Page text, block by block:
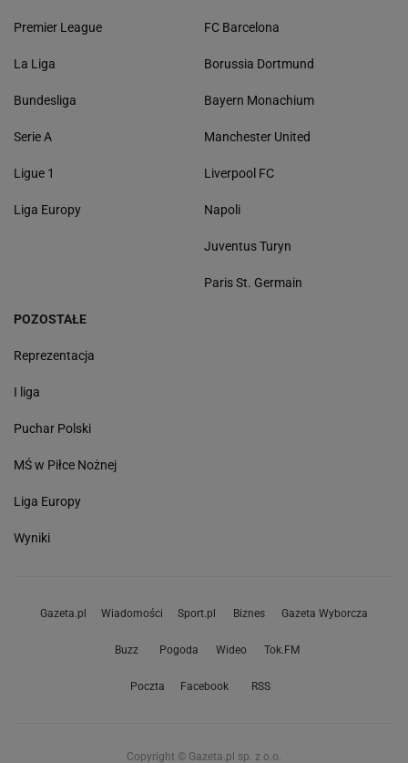
Premier League
La Liga
Bundesliga
Serie A
Ligue 1
Liga Europy
FC Barcelona
Borussia Dortmund
Bayern Monachium
Manchester United
Liverpool FC
Napoli
Juventus Turyn
Paris St. Germain
POZOSTAŁE
Reprezentacja
I liga
Puchar Polski
MŚ w Piłce Nożnej
Liga Europy
Wyniki
Gazeta.pl Wiadomości Sport.pl Biznes Gazeta Wyborcza
Buzz Pogoda Wideo Tok.FM
Poczta Facebook RSS
Copyright © Gazeta.pl sp. z o.o.